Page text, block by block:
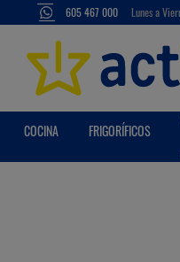
605 467 000 Lunes a
COCINA FRIGORÍFICOS